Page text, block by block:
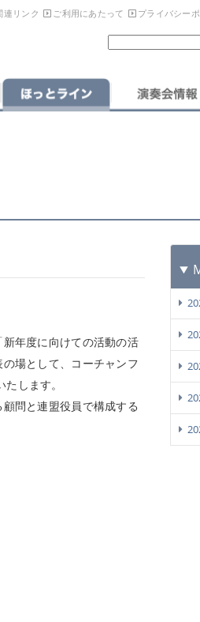
連リンク ご利用にあたって プライバシー
年度に向けての活動の活
場として、コーチャンフ
します。
問と連盟役員で構成する